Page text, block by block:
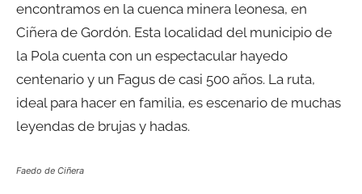
encontramos en la cuenca minera leonesa, en
Ciñera de Gordón. Esta localidad del municipio de
la Pola cuenta con un espectacular hayedo
centenario y un Fagus de casi 500 años. La ruta,
ideal para hacer en familia, es escenario de muchas
leyendas de brujas y hadas.
Faedo de Ciñera